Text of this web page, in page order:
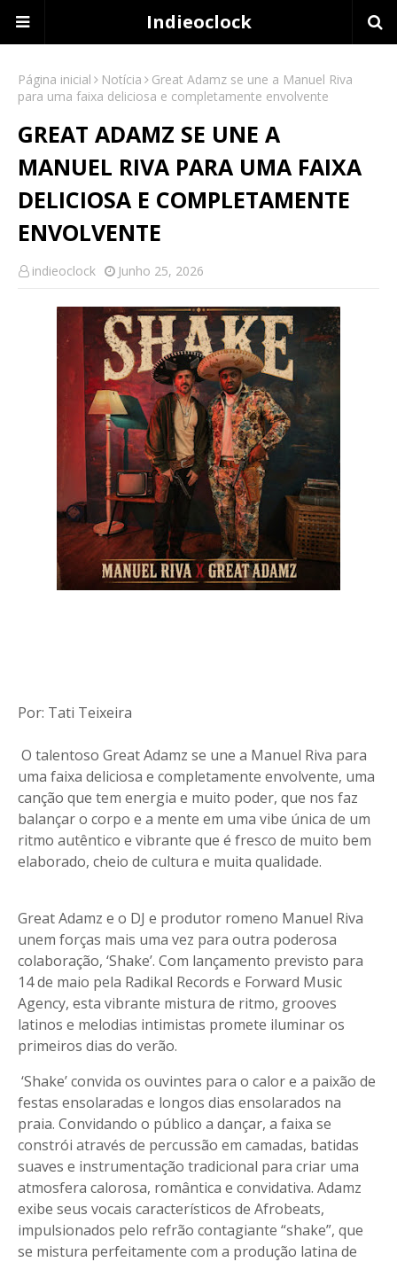
Indieoclock
Página inicial Notícia
Great Adamz se une a Manuel Riva
para uma faixa deliciosa e completamente envolvente
GREAT ADAMZ SE UNE A
MANUEL RIVA PARA UMA FAIXA
DELICIOSA E COMPLETAMENTE
ENVOLVENTE
indieoclock Junho 25, 2026
Por: Tati Teixeira
O talentoso Great Adamz se une a Manuel Riva para
uma faixa deliciosa e completamente envolvente, uma
canção que tem energia e muito poder, que nos faz
balançar o corpo e a mente em uma vibe única de um
ritmo autêntico e vibrante que é fresco de muito bem
elaborado, cheio de cultura e muita qualidade.
Great Adamz e o DJ e produtor romeno Manuel Riva
unem forças mais uma vez para outra poderosa
colaboração, ‘Shake’. Com lançamento previsto para
14 de maio pela Radikal Records e Forward Music
Agency, esta vibrante mistura de ritmo, grooves
latinos e melodias intimistas promete iluminar os
primeiros dias do verão.
‘Shake’ convida os ouvintes para o calor e a paixão de
festas ensolaradas e longos dias ensolarados na
praia. Convidando o público a dançar, a faixa se
constrói através de percussão em camadas, batidas
suaves e instrumentação tradicional para criar uma
atmosfera calorosa, romântica e convidativa. Adamz
exibe seus vocais característicos de Afrobeats,
impulsionados pelo refrão contagiante “shake”, que
se mistura perfeitamente com a produção latina de